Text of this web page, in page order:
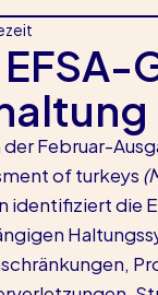
der Februar-
of turkeys
identifiziert die